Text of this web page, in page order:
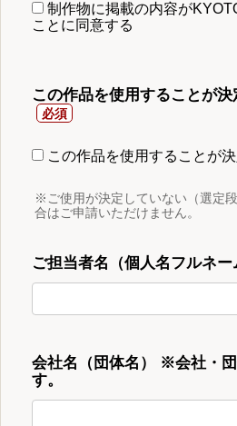
制作物に掲載の内容が
ことに同意する
この作品を使用することが決
この作品を使用することが決
※ご使用が決定していない（選定
合はご申請いただけません。
ご担当者名（個人名フルネー
会社名（団体名） ※会社・
す。